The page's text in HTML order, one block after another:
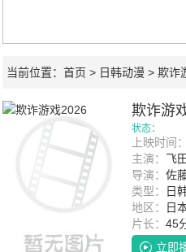
当前位置： 首页 > 日韩动漫 > 欺诈
欺诈游
状态：
上映时间：
主演： 飞
司 大冢刚
导演： 佐
类型：
日
地区：
日
片长： 45
立即